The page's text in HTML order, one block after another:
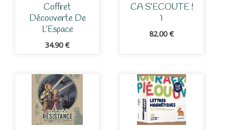
Coffret
Découverte De
L’Espace
34.90€
CA S’ECOUTE !
1
82.00€